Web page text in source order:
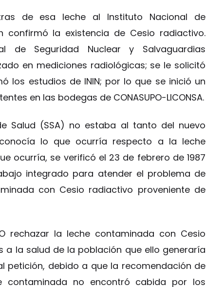
de esa leche al Instituto Nacional de
confirmó la existencia de Cesio radiactivo.
de Seguridad Nuclear y Salvaguardias
en mediciones radiológicas; se le solicitó
los estudios de ININ; por lo que se inició un
en las bodegas de CONASUPO-LICONSA.
Salud (SSA) no estaba al tanto del nuevo
lo que ocurría respecto a la leche
ocurría, se verificó el 23 de febrero de 1987
integrado para atender el problema de
con Cesio radiactivo proveniente de
rechazar la leche contaminada con Cesio
la salud de la población que ello generaría
petición, debido a que la recomendación de
contaminada no encontró cabida por los